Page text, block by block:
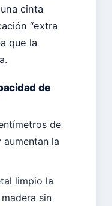
cinta
“extra
que la
de
de
la
limpio la
sin